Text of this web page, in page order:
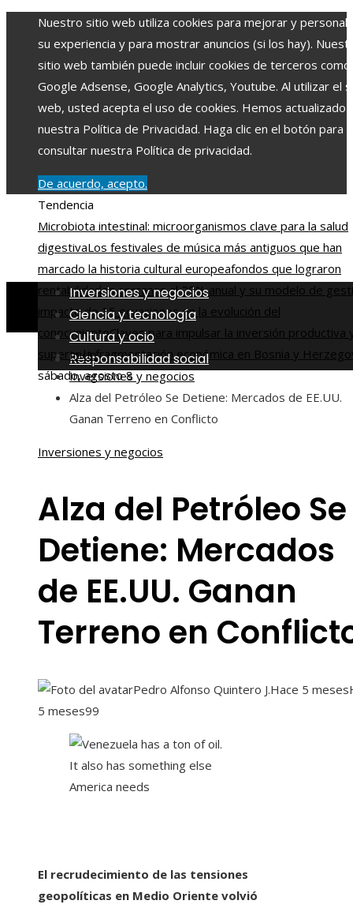
Nuestro sitio web utiliza cookies para mejorar y
su experiencia y para mostrar anuncios (si los hay).
sitio web también puede incluir cookies de terceros como
Google Adsense, Google Analytics, Youtube. Al utilizar el
web, usted acepta el uso de cookies. Hemos actualizado
nuestra Política de Privacidad. Haga clic en el botón para
consultar nuestra Política de privacidad.
De acuerdo, acepto.
Tendencia
Microbiota intestinal: microorganismos clave para la salud
digestivaLos festivales de música más antiguos que han
marcado la historia cultural europeafondos que lograron
rentabilidades cercanas al 29% anual y su modelo de
impacto de 15 ecuaciones en la evolución del
conocimientoClaves para impulsar la inversión productiva
superar la fragmentación económica en Bosnia y
sábado, agosto 8
Inversiones y negocios
Ciencia y tecnología
Cultura y ocio
Responsabilidad social
Inicio
Inversiones y negocios
Alza del Petróleo Se Detiene: Mercados de EE.UU.
Ganan Terreno en Conflicto
Inversiones y negocios
Alza del Petróleo Se
Detiene: Mercados
de EE.UU. Ganan
Terreno en
Pedro Alfonso Quintero J.Hace 5 meses
5 meses99
El recrudecimiento de las tensiones
geopolíticas en Medio Oriente volvió